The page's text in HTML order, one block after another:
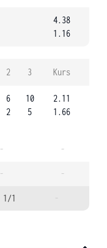
4.38
1.16
2 3 Kurs
6
2
10
5
2.11
1.66
- -
- -
1/1 -